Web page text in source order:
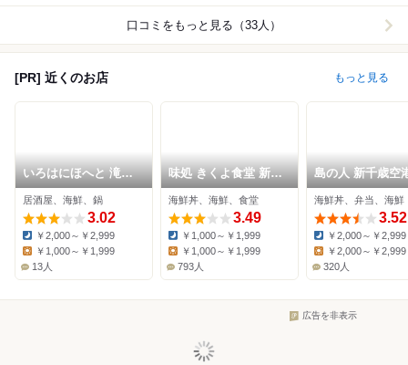
口コミをもっと見る（33人）
[PR] 近くのお店 もっと見る
いろはにほへと 滝川
店
居酒屋、海鮮、鍋
3.02
Dinner:
￥2,000～￥2,999
Lunch:
￥1,000～￥1,999
13人
味処 きくよ食堂 新千
歳空港店
海鮮丼、海鮮、食堂
3.49
Dinner:
￥1,000～￥1,999
￥1,000～￥1,999
793人
島の人 新千歳空
ートラウンジ店
海鮮丼、弁当、海鮮
3.52
Dinner:
￥2,000～￥2,999
￥2,000～￥2,999
320人
広告を非表示